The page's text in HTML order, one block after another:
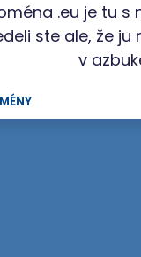
.eu je tu s
ste ale, že
v